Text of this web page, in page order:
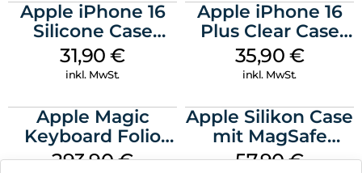
Apple iPhone 16
Silicone Case
MagSafe Fuchsia
31,90€
inkl. MwSt.
Apple iPhone 16
Plus Clear Case
MagSafe
Transparent
35,90 €
inkl. MwSt.
Apple Magic
Keyboard Folio
iPad 10.9″ (10.Gen.)
293,90€
Apple Silikon Case
mit MagSafe
iPhone 14 Pro
57,90€